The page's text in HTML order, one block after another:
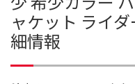
ャケット ライ
細情報